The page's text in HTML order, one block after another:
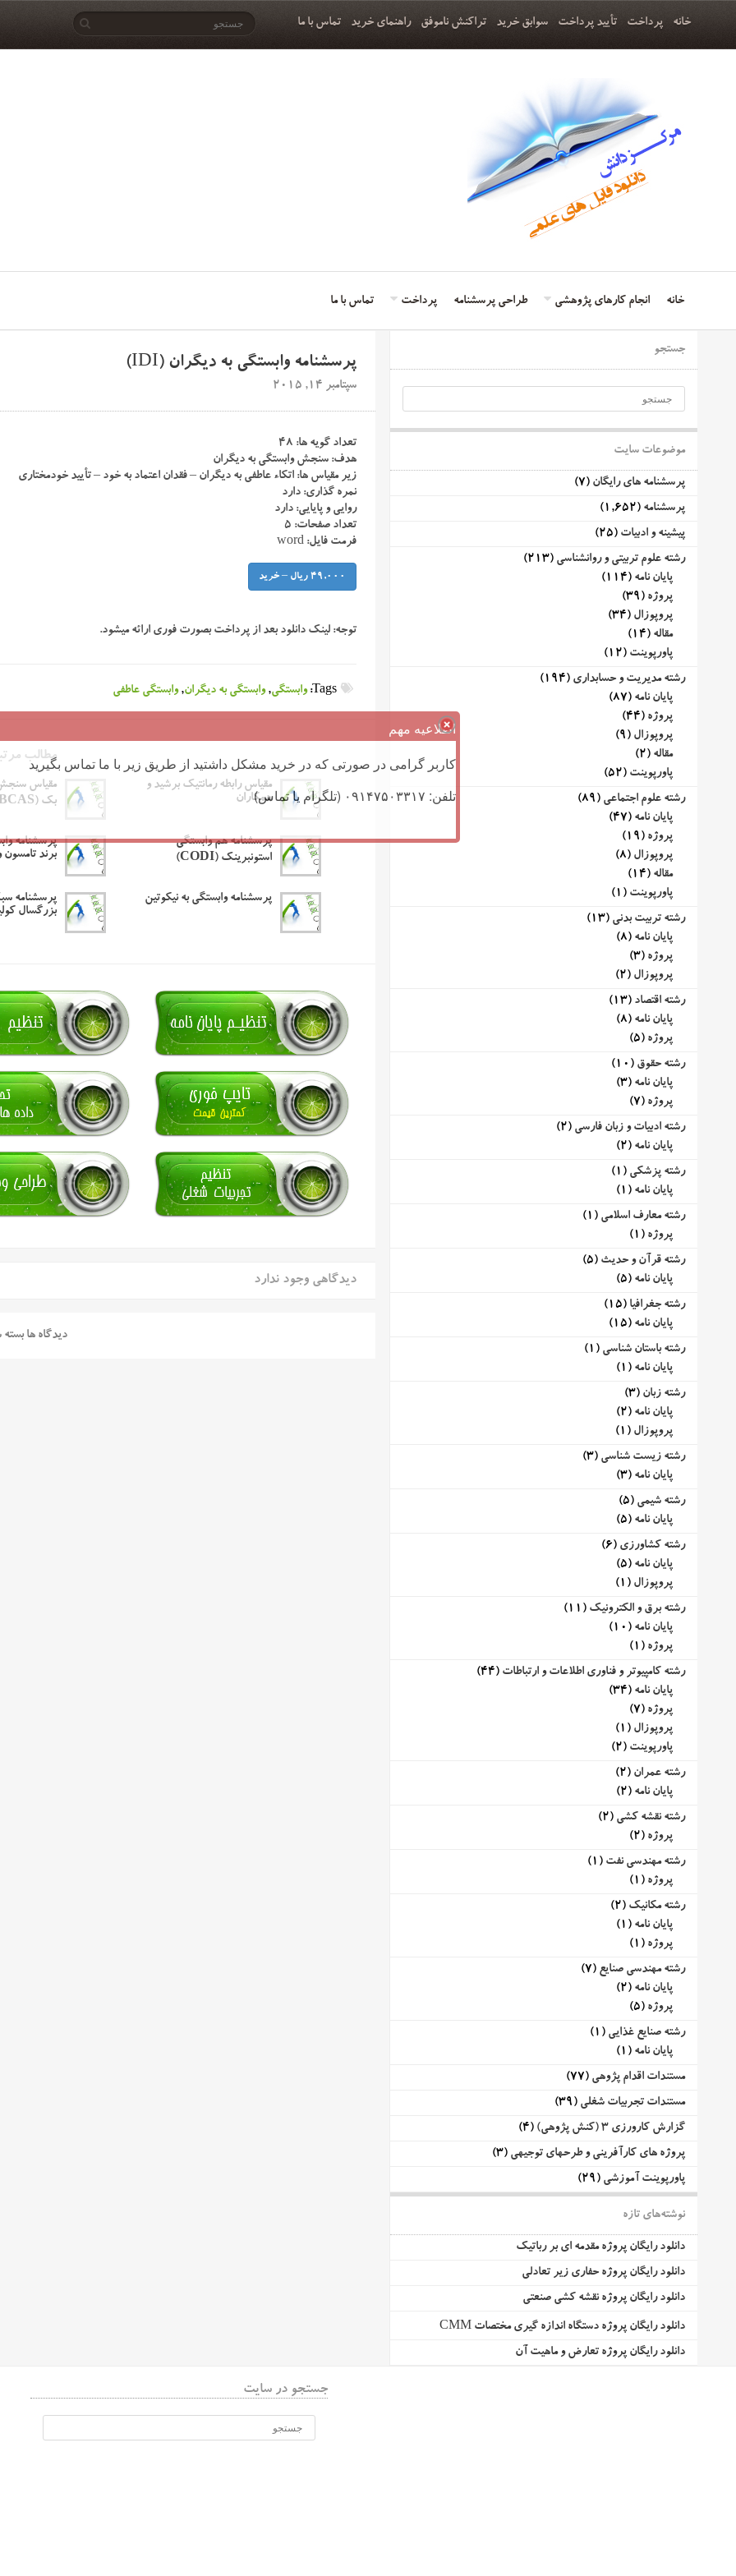
خانه پرداخت تأیید پرداخت سوابق خرید تراکنش ناموفق راهنمای خرید تماس با ما
خانه انجام کارهای پژوهشی طراحی پرسشنامه پرداخت تماس با ما
پرسشنامه وابستگی به دیگران (IDI)
سپتامبر 14, 2015
تعداد گویه ها: ۴۸
هدف: سنجش وابستگی به دیگران
زیر مقیاس ها: اتکاء عاطفی به دیگران – فقدان اعتماد به خود – تأیید خودمختاری
نمره گذاری: دارد
روایی و پایایی: دارد
تعداد صفحات: ۵
فرمت فایل: word
49,000 ریال – خرید
توجه: لینک دانلود بعد از پرداخت بصورت فوری ارائه میشود.
وابستگی,وابستگی به دیگران,وابستگی عاطفی
مطالب
مقیاس رابطه رمانتیک برشید و
همکاران
مقیاس
بک (BCAS)
پرسشنامه هم وابستگی
استونبرینک (CODI)
پرسشنامه
برند تامسون
پرسشنامه وابستگی به نیکوتین
پرسشنامه
بزرگسال
دیدگاهی وجود ندارد
دیدگاه ها
جستجو
موضوعات سایت
پرسشنامه های رایگان (7)
پرسشنامه (1,652)
پیشینه و ادبیات (25)
رشته علوم تربیتی و روانشناسی (213)
پایان نامه (114)
پروژه (39)
پروپوزال (34)
مقاله (14)
پاورپوینت (12)
رشته مدیریت و حسابداری (194)
پایان نامه (87)
پروژه (44)
پروپوزال (9)
مقاله (2)
پاورپوینت (52)
رشته علوم اجتماعی (89)
پایان نامه (47)
پروژه (19)
پروپوزال (8)
مقاله (14)
پاورپوینت (1)
رشته تربیت بدنی (13)
پایان نامه (8)
پروژه (3)
پروپوزال (2)
رشته اقتصاد (13)
پایان نامه (8)
پروژه (5)
رشته حقوق (10)
پایان نامه (3)
پروژه (7)
رشته ادبیات و زبان فارسی (2)
پایان نامه (2)
رشته پزشکی (1)
پایان نامه (1)
رشته معارف اسلامی (1)
پروژه (1)
رشته قرآن و حدیث (5)
پایان نامه (5)
رشته جغرافیا (15)
پایان نامه (15)
رشته باستان شناسی (1)
پایان نامه (1)
رشته زبان (3)
پایان نامه (2)
پروپوزال (1)
رشته زیست شناسی (3)
پایان نامه (3)
رشته شیمی (5)
پایان نامه (5)
رشته کشاورزی (6)
پایان نامه (5)
پروپوزال (1)
رشته برق و الکترونیک (11)
پایان نامه (10)
پروژه (1)
رشته کامپیوتر و فناوری اطلاعات و ارتباطات (44)
پایان نامه (34)
پروژه (7)
پروپوزال (1)
پاورپوینت (2)
رشته عمران (2)
پایان نامه (2)
رشته نقشه کشی (2)
پروژه (2)
رشته مهندسی نفت (1)
پروژه (1)
رشته مکانیک (2)
پایان نامه (1)
پروژه (1)
رشته مهندسی صنایع (7)
پایان نامه (2)
پروژه (5)
رشته صنایع غذایی (1)
پایان نامه (1)
مستندات اقدام پژوهی (77)
مستندات تجربیات شغلی (39)
گزارش کارورزی 3 (کنش پژوهی)
(4)
پروژه های کارآفرینی و طرحهای توجیهی (3)
پاورپوینت آموزشی (29)
نوشته‌های تازه
دانلود رایگان پروژه مقدمه ای بر رباتیک
دانلود رایگان پروژه حفاری زیر تعادلی
دانلود رایگان پروژه نقشه کشی صنعتی
دانلود رایگان پروژه دستگاه اندازه گیری مختصات CMM
دانلود رایگان پروژه تعارض و ماهیت آن
اطلاعیه مهم
کاربر گرامی در صورتی که در خرید مشکل داشتید از طریق زیر با ما تماس بگیرید
تلفن: ۰۹۱۴۷۵۰۳۳۱۷ (تلگرام یا تماس)
جستجو در سایت